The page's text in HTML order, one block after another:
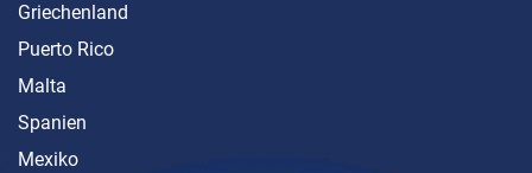
Griechenland
Puerto Rico
Malta
Spanien
Mexiko